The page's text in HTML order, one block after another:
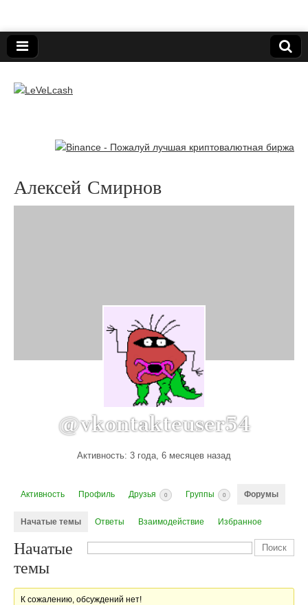
LeVeLcash
Алексей Смирнов
@vkontakteuser54
Активность: 3 года, 6 месяцев назад
Активность Профиль Друзья 0 Группы 0 Форумы
Начатые темы Ответы Взаимодействие Избранное
Начатые
темы
К сожалению, обсуждений нет!